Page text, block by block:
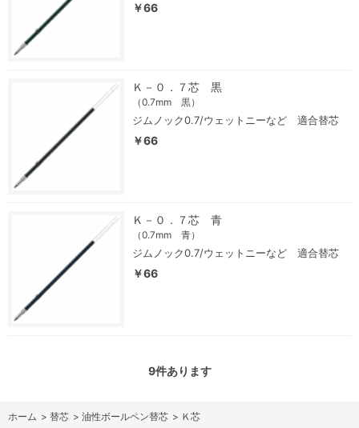
￥66
Ｋ－０．７芯 黒
（0.7mm 黒）
ジムノック0.7/ウェットニーなど 適合替芯
￥66
Ｋ－０．７芯 青
（0.7mm 青）
ジムノック0.7/ウェットニーなど 適合替芯
￥66
9件あります
ホーム > 替芯 > 油性ボールペン替芯 > Ｋ芯